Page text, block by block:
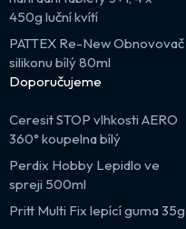
450g luční kvítí
PATTEX Re-New Obnovovač
silikonu bílý 80ml
Doporučujeme
Ceresit STOP vlhkosti AERO
360° koupelna bílý
Perdix Hobby Lepidlo ve
spreji 500ml
Pritt Multi Fix lepící guma 35g